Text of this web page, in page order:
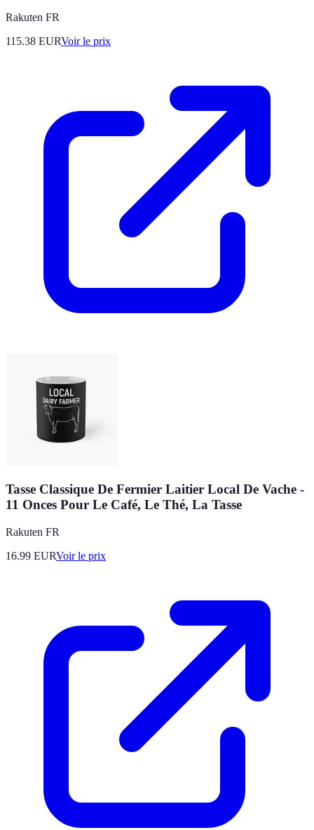
Rakuten FR
115.38 EURVoir le prix
Tasse Classique De Fermier Laitier Local De Vache -
11 Onces Pour Le Café, Le Thé, La Tasse
Rakuten FR
16.99 EURVoir le prix